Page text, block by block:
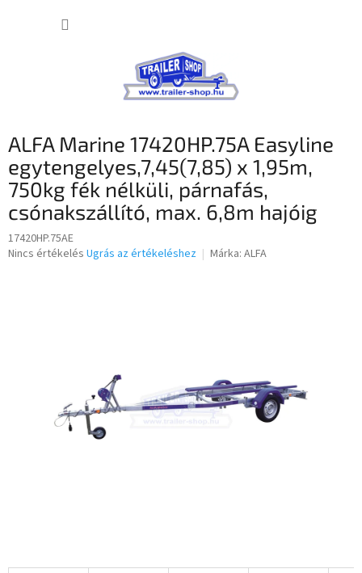
ALFA Marine 17420HP.75A Easyline
egytengelyes,7,45(7,85) x 1,95m,
750kg fék nélküli, párnafás,
csónakszállító, max. 6,8m hajóig
17420HP.75AE
A
Nincs értékelés Ugrás az értékeléshez Márka: ALFA